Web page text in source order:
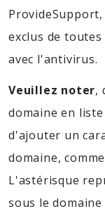
exclus de
avec l'antivirus.
Veuillez noter,
domaine en
d'ajouter un
domaine,
L'astérisque
sous le